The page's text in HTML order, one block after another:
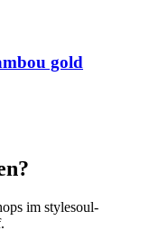
gold
im stylesoul-